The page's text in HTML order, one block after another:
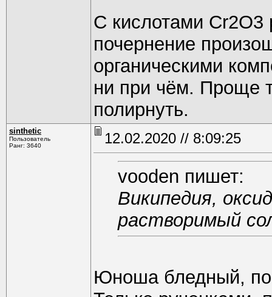
С кислотами
почернение
органическими
ни при чём. Проще
полирнуть.
sinthetic
Пользователь
Ранг: 3640
12.02.2020 // 8:09:25
vooden пишет:
Википедия,
растворимый
Юноша бледный, по